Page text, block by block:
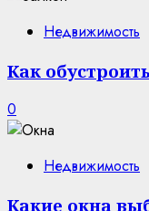
Недвижимость
Как
0
Недвижимость
Какие окна